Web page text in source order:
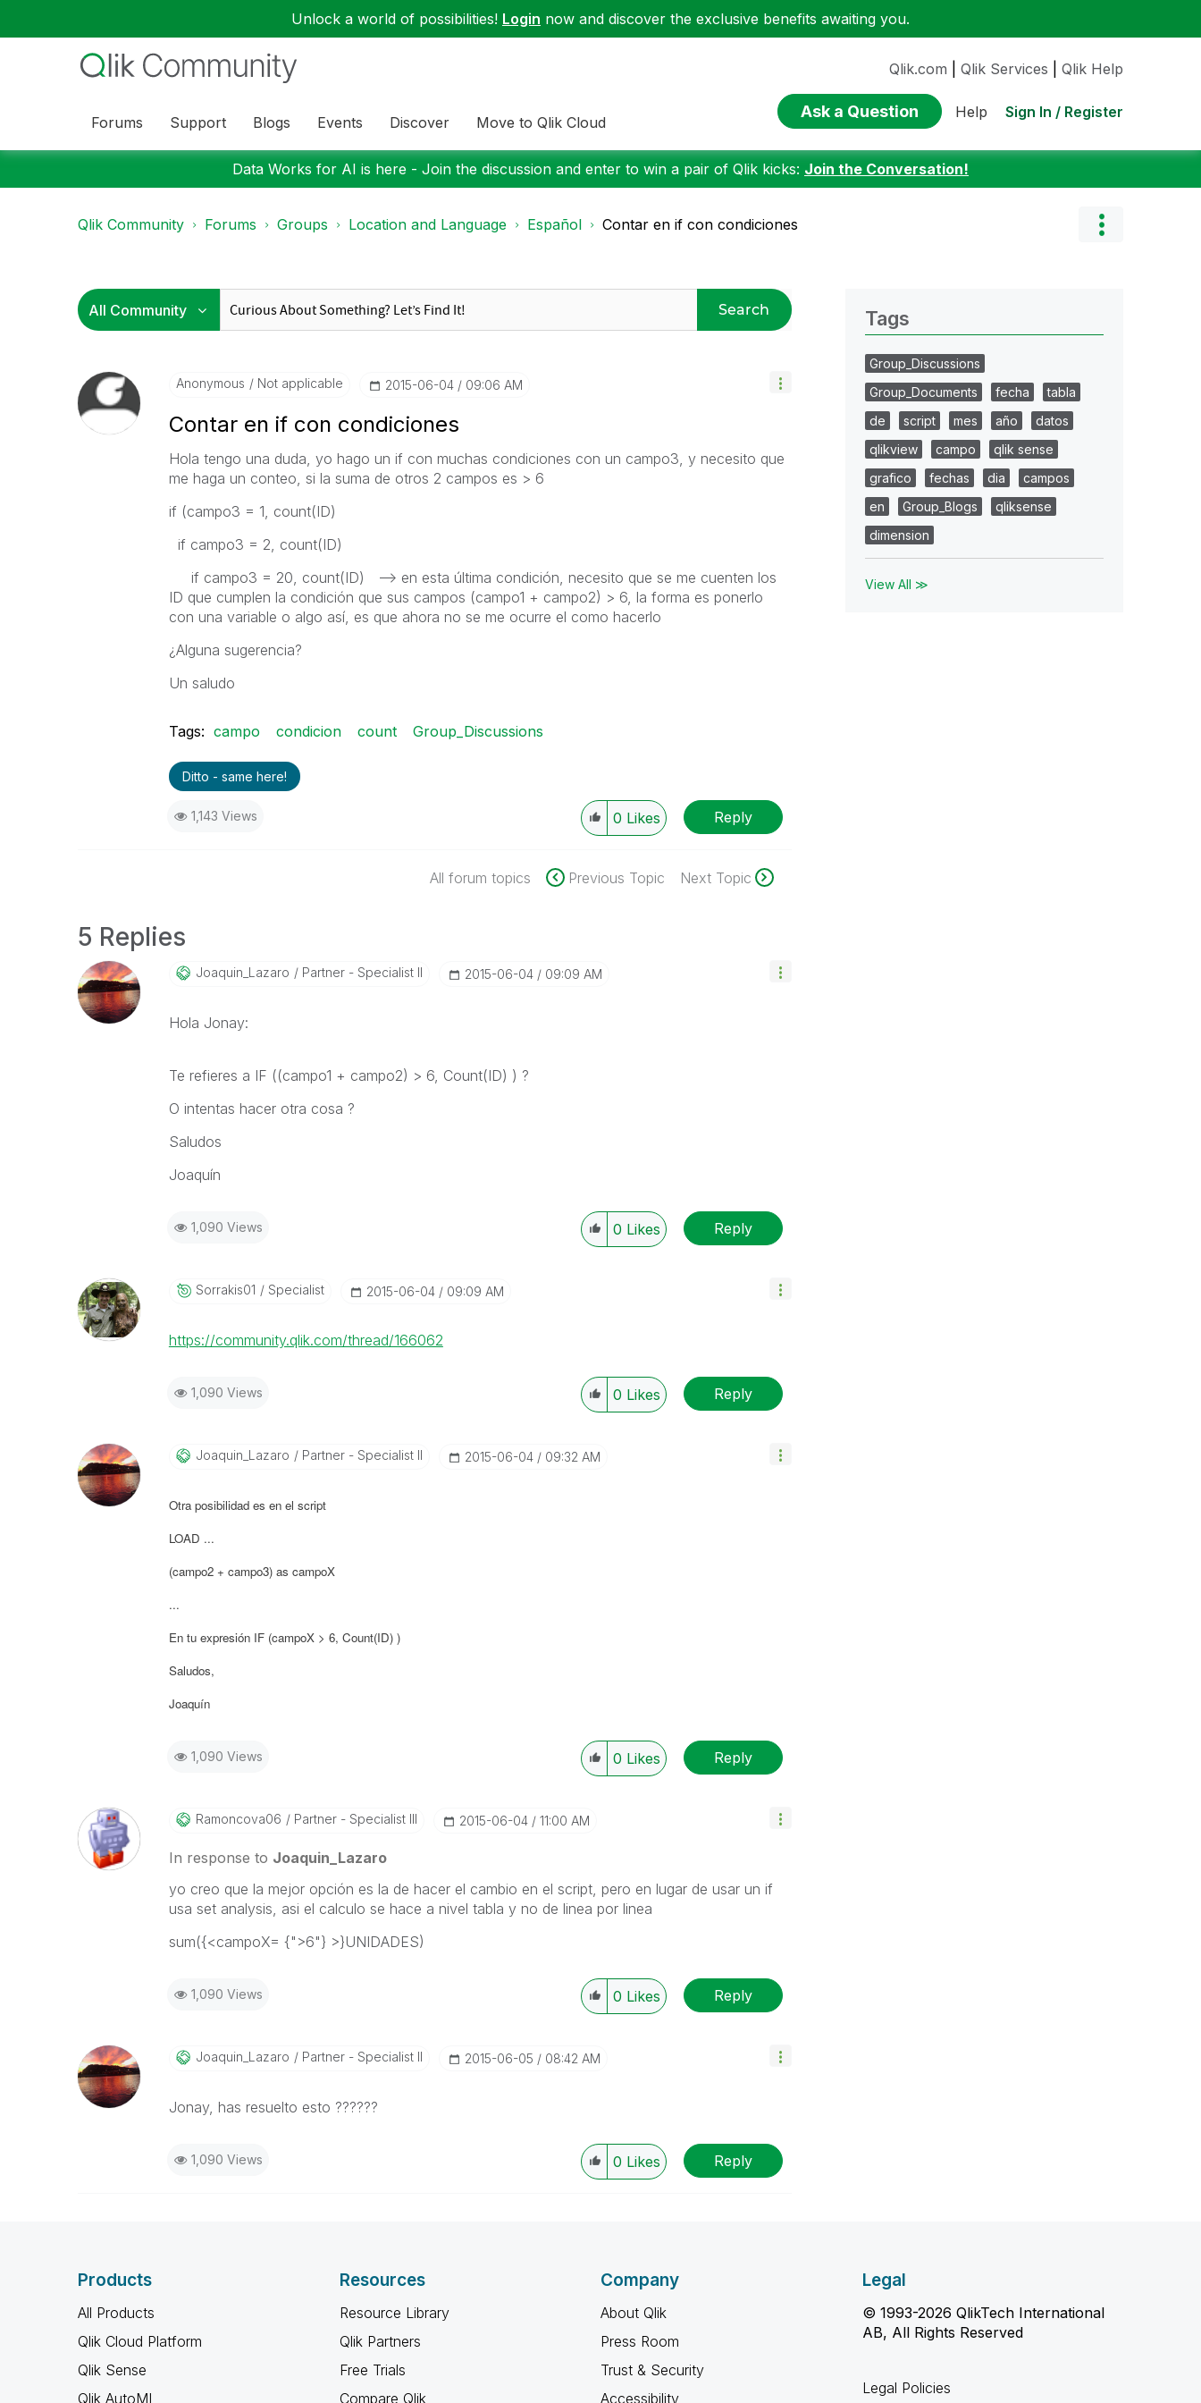
Unlock a world of possibilities! Login now and discover the exclusive benefits awaiting you.
Forums Support Blogs Events Discover Move to Qlik Cloud
Qlik.com Qlik Services Qlik Help
Ask a Question Help Sign In / Register
Data Works for AI is here - Join the discussion and enter to win a pair of Qlik kicks: Join the Conversation!
Qlik Community Forums Groups Location and Language Español Contar en if con condiciones
Search
Anonymous Not applicable ‎2015-06-04 09:06 AM
Contar en if con condiciones
Hola tengo una duda, yo hago un if con muchas condiciones con un campo3, y necesito que
me haga un conteo, si la suma de otros 2 campos es > 6
if (campo3 = 1, count(ID)
if campo3 = 2, count(ID)
if campo3 = 20, count(ID) --> en esta última condición, necesito que se me cuenten los
ID que cumplen la condición que sus campos (campo1 + campo2) > 6, la forma es ponerlo
con una variable o algo así, es que ahora no se me ocurre el como hacerlo
¿Alguna sugerencia?
Un saludo
Tags: campo condicion count Group_Discussions
Ditto - same here!
1,143 Views 0 Likes Reply
All forum topics Previous Topic Next Topic
5 Replies
Joaquin_Lazaro Partner - Specialist II ‎2015-06-04 09:09 AM
Hola Jonay:
Te refieres a IF ((campo1 + campo2) > 6, Count(ID) ) ?
O intentas hacer otra cosa ?
Saludos
Joaquín
1,090 Views 0 Likes Reply
Sorrakis01 Specialist ‎2015-06-04 09:09 AM
https://community.qlik.com/thread/166062
1,090 Views 0 Likes Reply
Joaquin_Lazaro Partner - Specialist II ‎2015-06-04 09:32 AM
Otra posibilidad es en el script
LOAD ...
(campo2 + campo3) as campoX
...
En tu expresión IF (campoX > 6, Count(ID) )
Saludos,
Joaquín
1,090 Views 0 Likes Reply
Ramoncova06 Partner - Specialist III ‎2015-06-04 11:00 AM
In response to Joaquin_Lazaro
yo creo que la mejor opción es la de hacer el cambio en el script, pero en lugar de usar un if
usa set analysis, asi el calculo se hace a nivel tabla y no de linea por linea
sum({<campoX= {">6"} >}UNIDADES)
1,090 Views 0 Likes Reply
Joaquin_Lazaro Partner - Specialist II ‎2015-06-05 08:42 AM
Jonay, has resuelto esto ??????
1,090 Views 0 Likes Reply
Tags
Group_Discussions
Group_Documents
fecha
tabla
de
script mes año
datos
qlikview
campo
qlik sense
grafico
fechas dia
campos
en
Group_Blogs
qliksense
dimension
View All ≫
Products
All Products
Qlik Cloud Platform
Qlik Sense
Qlik AutoML
Resources
Resource Library
Qlik Partners
Free Trials
Compare Qlik
Company
About Qlik
Press Room
Trust & Security
Accessibility
Legal
© 1993-2026 QlikTech International
AB, All Rights Reserved
Legal Policies